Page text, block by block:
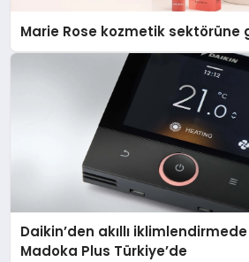
Marie Rose kozmetik sektörüne
Daikin’den akıllı
Madoka Plus Türkiye’de